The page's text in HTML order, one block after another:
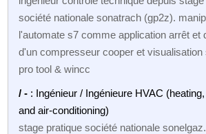
société nationale sonatrach (gp2z).
l'automate s7 comme application arrêt et
d'un compresseur cooper et visualisation
pro tool & wincc
/ - : Ingénieur / Ingénieure HVAC
and air-conditioning)
stage pratique société nationale